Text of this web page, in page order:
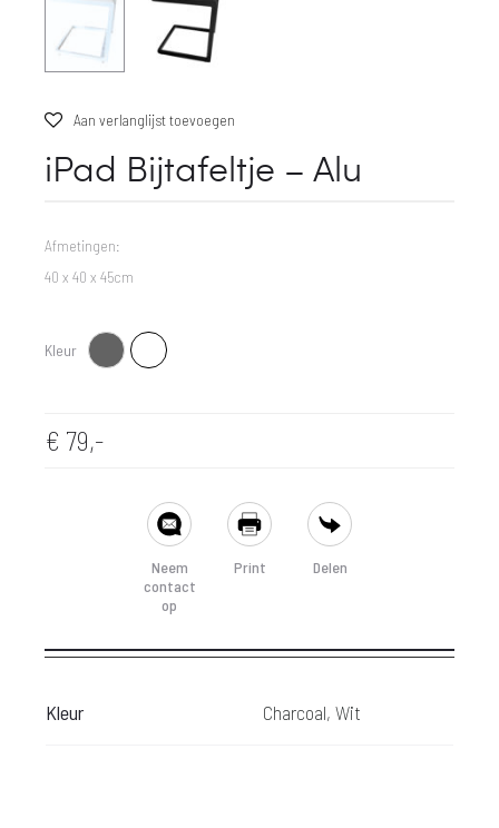
Aan verlanglijst toevoegen
iPad Bijtafeltje – Alu
Afmetingen:
40 x 40 x 45cm
Kleur
Charcoal
Wit
€ 79,-
Neem
contact
op
Print Delen
Kleur Charcoal, Wit